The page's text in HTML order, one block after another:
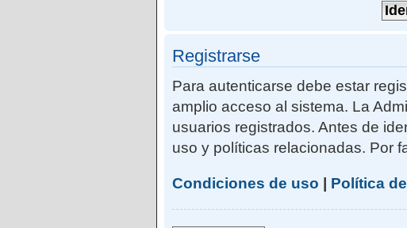
Registrarse
Para autenticarse debe estar
amplio acceso al sistema. La
usuarios registrados. Antes de
uso y políticas relacionadas. Por
Condiciones de uso Política